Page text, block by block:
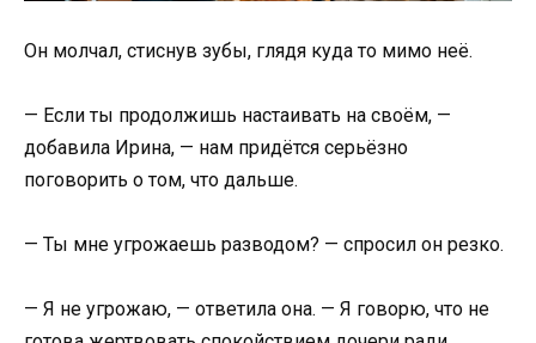
Он молчал, стиснув зубы, глядя куда то мимо неё.
— Если ты продолжишь настаивать на своём, —
добавила Ирина, — нам придётся серьёзно
поговорить о том, что дальше.
— Ты мне угрожаешь разводом? — спросил он резко.
— Я не угрожаю, — ответила она. — Я говорю, что не